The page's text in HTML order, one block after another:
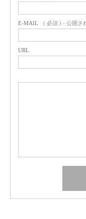
E-MAIL ( 必須 ) - 公開さ
URL